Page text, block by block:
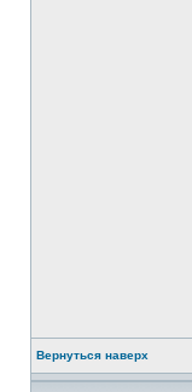
Вернуться наверх